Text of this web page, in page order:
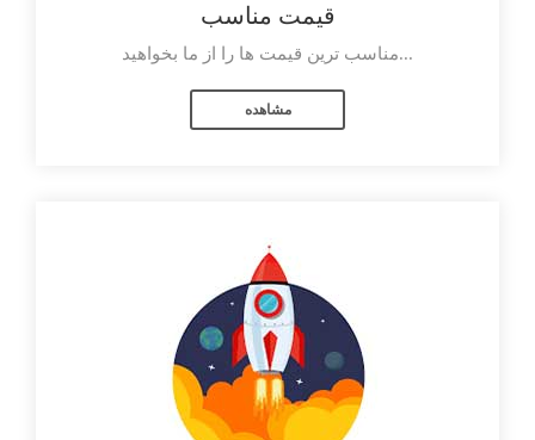
قیمت مناسب
مناسب ترین قیمت ها را از ما بخواهید...
مشاهده